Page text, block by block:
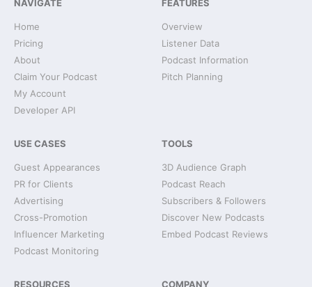
NAVIGATE
Home
Pricing
About
Claim Your Podcast
My Account
Developer API
FEATURES
Overview
Listener Data
Podcast Information
Pitch Planning
USE CASES
Guest Appearances
PR for Clients
Advertising
Cross-Promotion
Influencer Marketing
Podcast Monitoring
TOOLS
3D Audience Graph
Podcast Reach
Subscribers & Followers
Discover New Podcasts
Embed Podcast Reviews
RESOURCES COMPANY